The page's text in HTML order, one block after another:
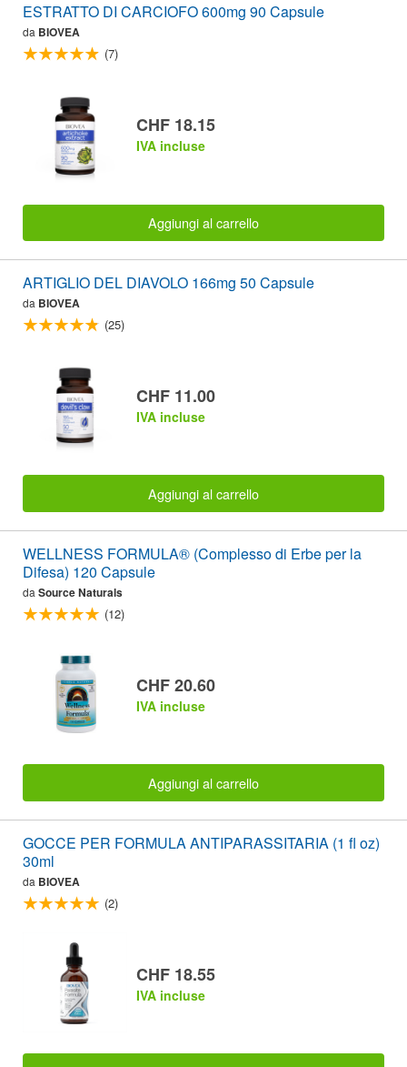
ESTRATTO DI CARCIOFO 600mg 90 Capsule
da BIOVEA
(7)
CHF 18.15
IVA incluse
Aggiungi al carrello
ARTIGLIO DEL DIAVOLO 166mg 50 Capsule
da BIOVEA
(25)
CHF 11.00
IVA incluse
Aggiungi al carrello
WELLNESS FORMULA® (Complesso di Erbe per la
Difesa) 120 Capsule
da Source Naturals
(12)
CHF 20.60
IVA incluse
Aggiungi al carrello
GOCCE PER FORMULA ANTIPARASSITARIA (1 fl oz)
30ml
da BIOVEA
(2)
CHF 18.55
IVA incluse